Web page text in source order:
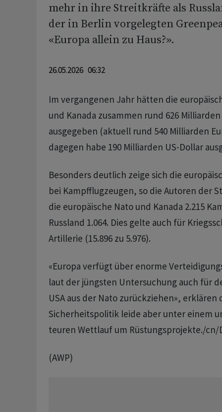
mehr in ihre Streitkräfte als
der in Berlin vorgelegten
«Europa allein zu Haus?».
26.05.2026 06:32
Im vergangenen Jahr hätten die
und Kanada zusammen rund 626
ausgegeben (aktuell rund 540 Milliarden
dagegen habe 190 Milliarden US-Dollar
Besonders deutlich zeige sich die
bei Kampfflugzeugen, so die Autoren der
die europäische Nato und Kanada 2.215
Russland 1.064. Dies gelte auch für
Artillerie (15.896 zu 5.976).
«Europa verfügt über enorme
laut der jüngsten Untersuchung auch für
USA aus der Nato zurückziehen», erklären
Sicherheitspolitik leide aber unter einem
teuren Wettlauf um Rüstungsprojekte./cn/
(AWP)